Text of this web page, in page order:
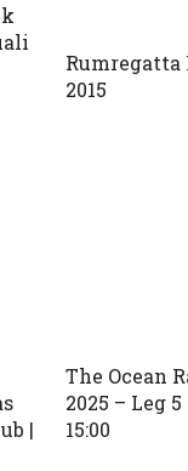
Rumregatta
2015
|
The Ocean
2025 – Leg 5
15:00